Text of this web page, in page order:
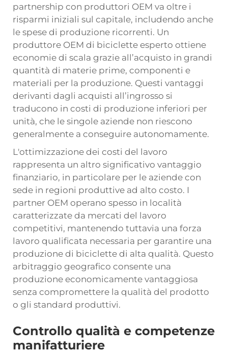
partnership con produttori OEM va oltre i
risparmi iniziali sul capitale, includendo anche
le spese di produzione ricorrenti. Un
produttore OEM di biciclette esperto ottiene
economie di scala grazie all’acquisto in grandi
quantità di materie prime, componenti e
materiali per la produzione. Questi vantaggi
derivanti dagli acquisti all’ingrosso si
traducono in costi di produzione inferiori per
unità, che le singole aziende non riescono
generalmente a conseguire autonomamente.
L'ottimizzazione dei costi del lavoro
rappresenta un altro significativo vantaggio
finanziario, in particolare per le aziende con
sede in regioni produttive ad alto costo. I
partner OEM operano spesso in località
caratterizzate da mercati del lavoro
competitivi, mantenendo tuttavia una forza
lavoro qualificata necessaria per garantire una
produzione di biciclette di alta qualità. Questo
arbitraggio geografico consente una
produzione economicamente vantaggiosa
senza compromettere la qualità del prodotto
o gli standard produttivi.
Controllo qualità e competenze
manifatturiere